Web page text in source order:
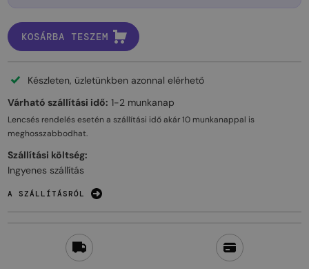
KOSÁRBA TESZEM
Készleten, üzletünkben azonnal elérhető
Várható szállítási idő: 1-2 munkanap
Lencsés rendelés esetén a szállítási idő akár10 munkanappal is
meghosszabbodhat.
Szállítási költség:
Ingyenes szállítás
A SZÁLLÍTÁSRÓL